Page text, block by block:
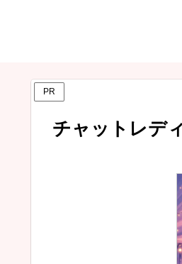
PR
チャットレデ